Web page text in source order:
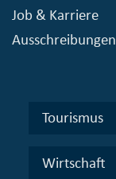
Job & Karriere
Ausschreibungen
Tourismus
Wirtschaft